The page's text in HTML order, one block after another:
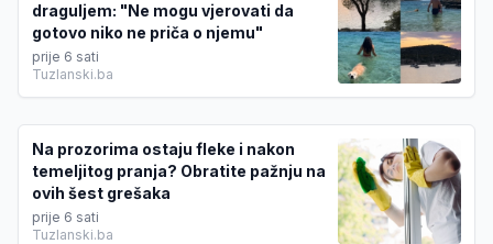
draguljem: "Ne mogu vjerovati da
gotovo niko ne priča o njemu"
prije 6 sati
Tuzlanski.ba
Na prozorima ostaju fleke i nakon
temeljitog pranja? Obratite pažnju na
ovih šest grešaka
prije 6 sati
Tuzlanski.ba